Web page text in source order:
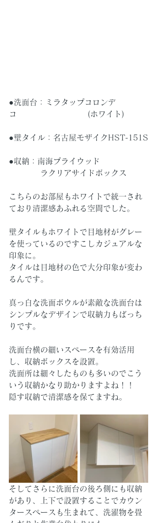
●洗面台：ミラタップコロンデ
コ　　　　　　　　　(ホワイト)
●壁タイル：名古屋モザイクHST-151S
●収納：南海プライウッド
ラクリアサイドボックス
こちらのお部屋もホワイトで統一され
ており清潔感あふれる空間でした。
壁タイルもホワイトで目地材がグレー
を使っているのですこしカジュアルな
印象に。
タイルは目地材の色で大分印象が変わ
るんです。
真っ白な洗面ボウルが素敵な洗面台は
シンプルなデザインで収納力もばっち
りです。
洗面台横の細いスペースを有効活用
し、収納ボックスを設置。
洗面所は細々したものも多いのでこう
いう収納かなり助かりますよね！！
隠す収納で清潔感を保てますね。
そしてさらに洗面台の後ろ側にも収納
があり、上下で設置することでカウン
タースペースも生まれて、洗濯物を畳